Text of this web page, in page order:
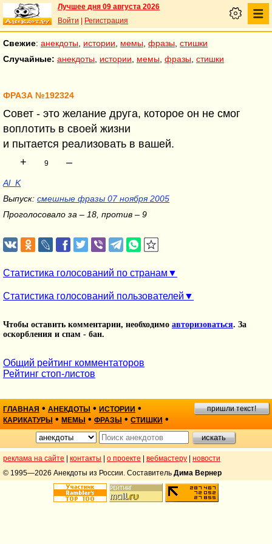
Лучшее дня 09 августа 2026
Войти
Регистрация
Свежие: анекдоты истории мемы фразы стишки
Случайные: анекдоты истории мемы фразы стишки
ФРАЗА №192324
Совет - это желание друга, которое он не смог
воплотить в своей жизни
и пытается реализовать в вашей.
+
9 –
Al_K
Выпуск: смешные фразы 07 ноября 2005
Проголосовало за – 18, против – 9
Статистика голосований по странам
Статистика голосований пользователей
Чтобы оставить комментарии, необходимо авторизоваться. За
оскорбления и спам - бан.
Общий рейтинг комментаторов
Рейтинг стоп-листов
ГЛАВНАЯ • АНЕКДОТЫ • ИСТОРИИ •
КАРИКАТУРЫ • МЕМЫ • ФРАЗЫ • СТИШКИ •
пришли текст!
реклама на сайте контакты о проекте вебмастеру
новости
© 1995—2026 Анекдоты из России. Составитель Дима Вернер